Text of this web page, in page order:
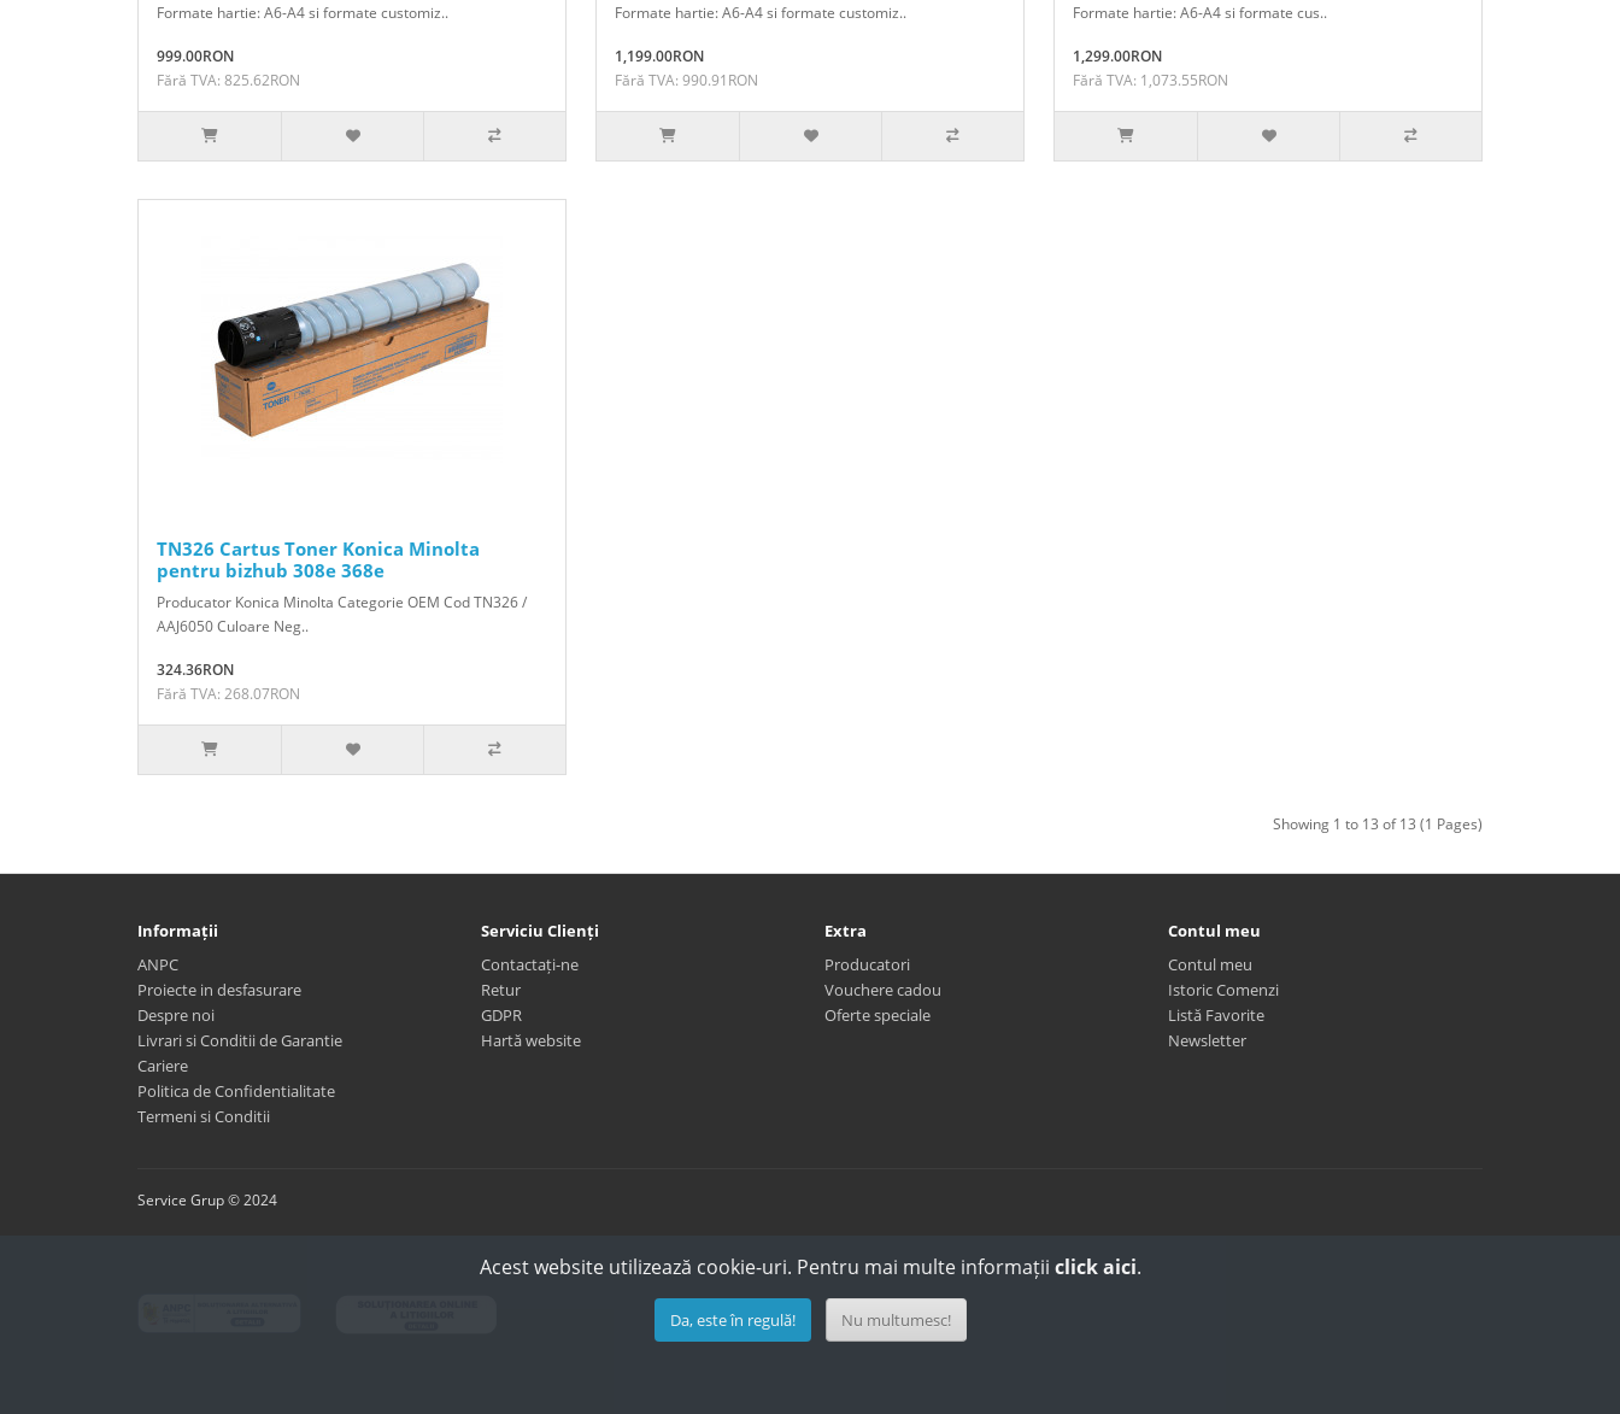
Formate hartie: A6-A4 si formate customiz..
999.00RON
Fără TVA: 825.62RON
Formate hartie: A6-A4 si formate customiz..
1,199.00RON
Fără TVA: 990.91RON
Formate hartie: A6-A4 si formate cus..
1,299.00RON
Fără TVA: 1,073.55RON
TN326 Cartus Toner Konica Minolta
pentru bizhub 308e 368e
Producator Konica Minolta Categorie OEM Cod TN326 /
AAJ6050 Culoare Neg..
324.36RON
Fără TVA: 268.07RON
Showing 1 to 13 of 13 (1 Pages)
Informații
ANPC
Proiecte in desfasurare
Despre noi
Livrari si Conditii de Garantie
Cariere
Politica de Confidentialitate
Termeni si Conditii
Serviciu Clienți
Contactați-ne
Retur
GDPR
Hartă website
Extra
Producatori
Vouchere cadou
Oferte speciale
Contul meu
Contul meu
Istoric Comenzi
Listă Favorite
Newsletter
Service Grup © 2024
Acest website utilizează cookie-uri. Pentru mai multe informații click aici.
Da, este în regulă! Nu multumesc!